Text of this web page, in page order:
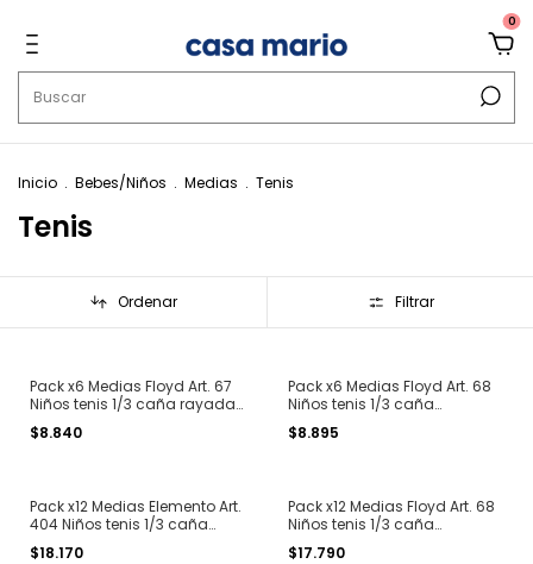
0
Inicio . Bebes/Niños . Medias . Tenis
Tenis
Ordenar Filtrar
Pack x6 Medias Floyd Art. 67
Niños tenis 1/3 caña rayadas
T. 2 al 4
$8.840
Pack x6 Medias Floyd Art. 68
Niños tenis 1/3 caña
estampadas T. 2 al 4
$8.895
Pack x12 Medias Elemento Art.
404 Niños tenis 1/3 caña
estampadas T. 1 al 3
$18.170
Pack x12 Medias Floyd Art. 68
Niños tenis 1/3 caña
estampadas T. 2 al 4
$17.790